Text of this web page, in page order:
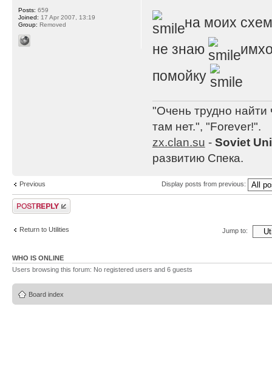
на моих
не знаю
помойку
"Очень трудно найти
там нет.", "Forever!".
zx.clan.su - Soviet
развитию Спека.
Posts: 659
Joined: 17 Apr 2007, 13:19
Group: Removed
Previous Display posts from previous:
Post a reply
Return to Utilities Jump to:
WHO IS ONLINE
Users browsing this forum: No registered users and 6 guests
Board index